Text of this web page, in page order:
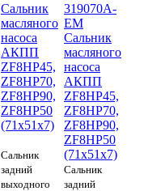
Сальник
масляного
насоса
АКПП
ZF8HP45,
ZF8HP70,
ZF8HP90,
ZF8HP50
(71x51x7)
Сальник
задний
выходного
319070A-
EM
Сальник
масляного
насоса
АКПП
ZF8HP45,
ZF8HP70,
ZF8HP90,
ZF8HP50
(71x51x7)
Сальник
задний